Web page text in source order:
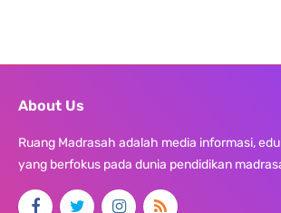
About Us
Ruang Madrasah adalah media informasi,
yang berfokus pada dunia pendidikan